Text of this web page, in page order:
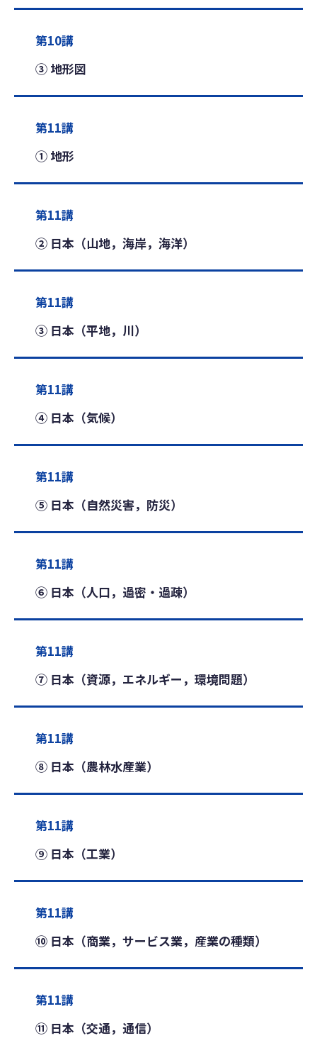
第10講
③ 地形図
第11講
① 地形
第11講
② 日本（山地，海岸，海洋）
第11講
③ 日本（平地，川）
第11講
④ 日本（気候）
第11講
⑤ 日本（自然災害，防災）
第11講
⑥ 日本（人口，過密・過疎）
第11講
⑦ 日本（資源，エネルギー，環境問題）
第11講
⑧ 日本（農林水産業）
第11講
⑨ 日本（工業）
第11講
⑩ 日本（商業，サービス業，産業の種類）
第11講
⑪ 日本（交通，通信）